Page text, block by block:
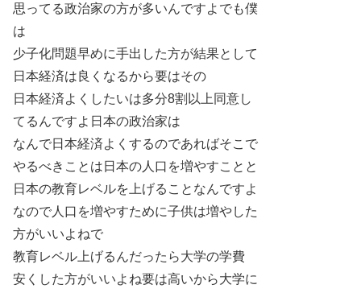
思ってる政治家の方が多いんですよでも僕
は
少子化問題早めに手出した方が結果として
日本経済は良くなるから要はその
日本経済よくしたいは多分8割以上同意し
てるんですよ日本の政治家は
なんで日本経済よくするのであればそこで
やるべきことは日本の人口を増やすことと
日本の教育レベルを上げることなんですよ
なので人口を増やすために子供は増やした
方がいいよねで
教育レベル上げるんだったら大学の学費
安くした方がいいよね要は高いから大学に